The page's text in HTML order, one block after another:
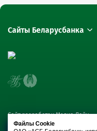
Сайты Беларусбанка
Сайт разработан Медиа Лайн
Файлы Cookie